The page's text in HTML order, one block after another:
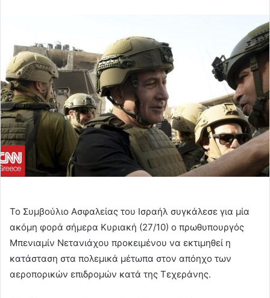
Το Συμβούλιο Ασφαλείας του Ισραήλ συγκάλεσε για μία
ακόμη φορά σήμερα Κυριακή (27/10) ο πρωθυπουργός
Μπενιαμίν Νετανιάχου προκειμένου να εκτιμηθεί η
κατάσταση στα πολεμικά μέτωπα στον απόηχο των
αεροπορικών επιδρομών κατά της Τεχεράνης.